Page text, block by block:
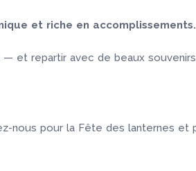
et riche en accomplissements.
et repartir avec de beaux
nous pour la Fête des lanternes